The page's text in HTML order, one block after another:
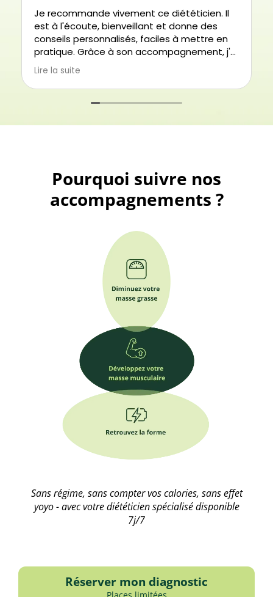
Je recommande vivement ce diététicien. Il
est à l'écoute, bienveillant et donne des
conseils personnalisés, faciles à mettre en
pratique. Grâce à son accompagnement, j'ai
pu atteindre mes objectifs tout en gardant
une alimentation équilibrée. Merci pour votre
professionnalisme !
Lire la suite
Pourquoi suivre nos
accompagnements ?
Sans régime, sans compter vos calories, sans effet
yoyo - avec votre diététicien spécialisé disponible
7j/7
Réserver mon diagnostic